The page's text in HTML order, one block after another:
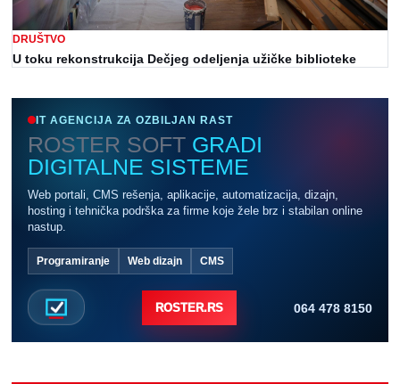
DRUŠTVO
U toku rekonstrukcija Dečjeg odeljenja užičke biblioteke
IT AGENCIJA ZA OZBILJAN RAST
ROSTER SOFT GRADI
DIGITALNE SISTEME
Web portali, CMS rešenja, aplikacije, automatizacija, dizajn,
hosting i tehnička podrška za firme koje žele brz i stabilan online
nastup.
Programiranje Web dizajn CMS
ROSTER.RS 064 478 8150